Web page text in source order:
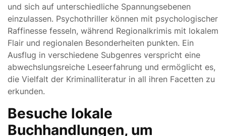
und sich auf unterschiedliche Spannungsebenen
einzulassen. Psychothriller können mit psychologischer
Raffinesse fesseln, während Regionalkrimis mit lokalem
Flair und regionalen Besonderheiten punkten. Ein
Ausflug in verschiedene Subgenres verspricht eine
abwechslungsreiche Leseerfahrung und ermöglicht es,
die Vielfalt der Kriminalliteratur in all ihren Facetten zu
erkunden.
Besuche lokale
Buchhandlungen, um